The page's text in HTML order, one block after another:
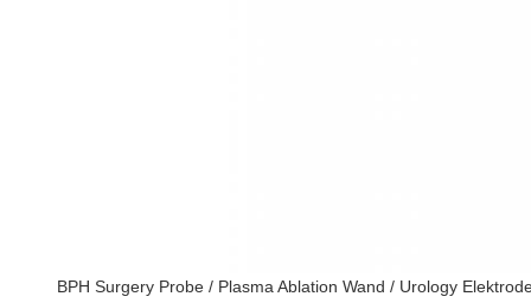
BPH Surgery Probe / Plasma Ablation Wand / Urology